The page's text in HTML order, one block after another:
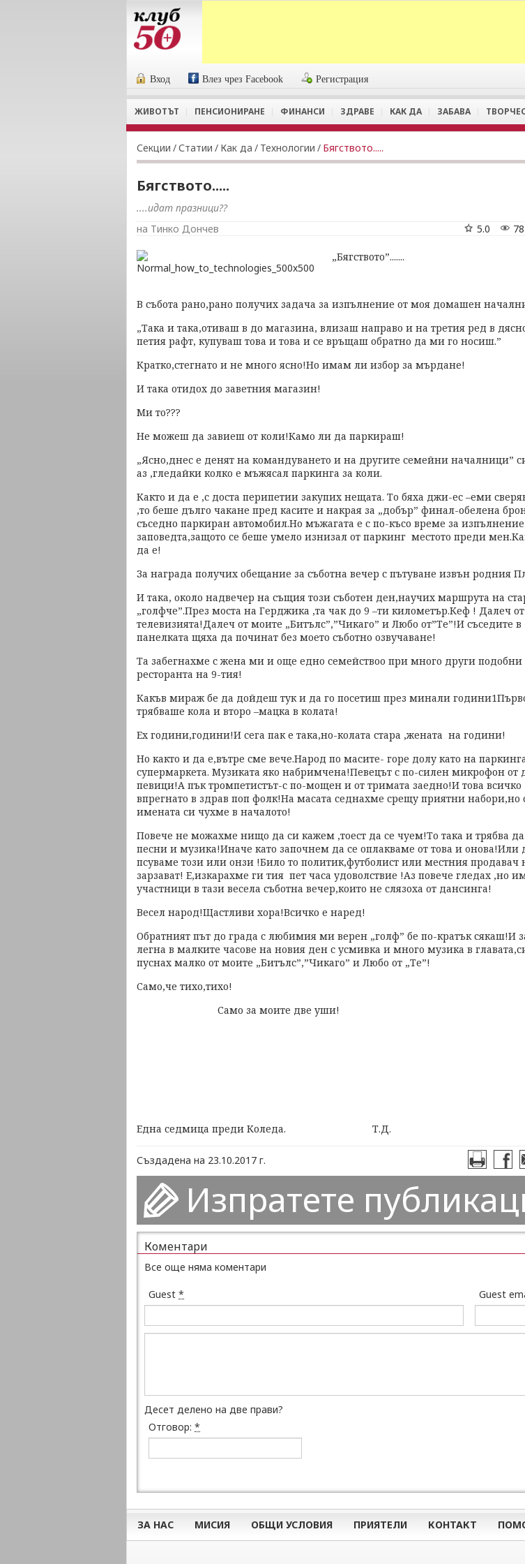
Вход Влез чрез Facebook Регистрация
ЖИВОТЪТ ПЕНСИОНИРАНЕ ФИНАНСИ ЗДРАВЕ КАК ДА ЗАБАВА
Секции /Статии / Как да / Технологии / Бягството.....
Бягството.....
....идат празници??
на Тинко Дончев
5.0
„Бягството”.......
В събота рано,рано получих задача за изпълнение от моя домашен
„Така и така,отиваш в до магазина, влизаш направо и на третия ред в
петия рафт, купуваш това и това и се връщаш обратно да ми го носиш.”
Кратко,стегнато и не много ясно!Но имам ли избор за мърдане!
И така отидох до заветния магазин!
Ми то???
Не можеш да завиеш от коли!Камо ли да паркираш!
„Ясно,днес е денят на командуването и на другите семейни началници”
аз ,гледайки колко е мъжясал паркинга за коли.
Както и да е ,с доста перипетии закупих нещата. То бяха джи-ес –еми
,то беше дълго чакане пред касите и накрая за „добър” финал-обелена
съседно паркиран автомобил.Но мъжагата е с по-късо време за
заповедта,защото се беше умело изнизал от паркинг местото преди
да е!
За награда получих обещание за съботна вечер с пътуване извън родния
И така, около надвечер на същия този съботен ден,научих маршрута на
„голфче”.През моста на Герджика ,та чак до 9 –ти километър.Кеф ! Далеч от
телевизията!Далеч от моите „Битълс”,”Чикаго” и Любо от”Те”!И съседите в
панелката щяха да починат без моето съботно озвучаване!
Та забегнахме с жена ми и още едно семействоо при много други подобни
ресторанта на 9-тия!
Какъв мираж бе да дойдеш тук и да го посетиш през минали
трябваше кола и второ –мацка в колата!
Ех години,години!И сега пак е така,но-колата стара ,жената на години!
Но както и да е,вътре сме вече.Народ по масите- горе долу като на
супермаркета. Музиката яко набримчена!Певецът с по-силен микрофон от
певици!А пък тромпетистът-с по-мощен и от тримата заедно!И това всичко
впрегнато в здрав поп фолк!На масата седнахме срещу приятни набори,но
имената си чухме в началото!
Повече не можахме нищо да си кажем ,тоест да се чуем!То така и трябва
песни и музика!Иначе като започнем да се оплакваме от това и онова!Или
псуваме този или онзи !Било то политик,футболист или местния продавач
зарзават! Е,изкарахме ги тия пет часа удоволствие !Аз повече гледах ,но
участници в тази весела съботна вечер,които не слязоха от дансинга!
Весел народ!Щастливи хора!Всичко е наред!
Обратният път до града с любимия ми верен „голф” бе по-кратък сякаш!И
легна в малките часове на новия ден с усмивка и много музика в
пуснах малко от моите „Битълс”,”Чикаго” и Любо от „Те”!
Само,че тихо,тихо!
Само за моите две уши!
Една седмица преди Коледа. Т.Д.
Създадена на 23.10.2017 г.
Изпратете
Коментари
Все още няма коментари
Guest * Guest
Десет делено на две прави?
Отговор: *
ЗА НАС МИСИЯ ОБЩИ УСЛОВИЯ ПРИЯТЕЛИ КОНТАКТ